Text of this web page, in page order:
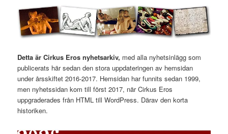
Detta är Cirkus Eros nyhetsarkiv, med alla nyhetsinlägg som
publicerats här sedan den stora uppdateringen av hemsidan
under årsskiftet 2016-2017. Hemsidan har funnits sedan 1999,
men nyhetssidan kom till först 2017, när Cirkus Eros
uppgraderades från HTML till WordPress. Därav den korta
historiken.